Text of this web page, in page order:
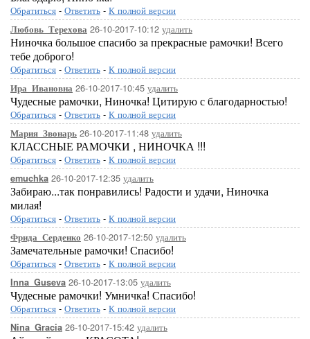
Обратиться - Ответить - К полной версии
Любовь_Терехова 26-10-2017-10:12 удалить
Ниночка большое спасибо за прекрасные рамочки! Всего
тебе доброго!
Обратиться - Ответить - К полной версии
Ира_Ивановна 26-10-2017-10:45 удалить
Чудесные рамочки, Ниночка! Цитирую с благодарностью!
Обратиться - Ответить - К полной версии
Мария_Звонарь 26-10-2017-11:48 удалить
КЛАССНЫЕ РАМОЧКИ , НИНОЧКА !!!
Обратиться - Ответить - К полной версии
emuchka 26-10-2017-12:35 удалить
Забираю...так понравились! Радости и удачи, Ниночка
милая!
Обратиться - Ответить - К полной версии
Фрида_Серденко 26-10-2017-12:50 удалить
Замечательные рамочки! Спасибо!
Обратиться - Ответить - К полной версии
Inna_Guseva 26-10-2017-13:05 удалить
Чудесные рамочки! Умничка! Спасибо!
Обратиться - Ответить - К полной версии
Nina_Gracia 26-10-2017-15:42 удалить